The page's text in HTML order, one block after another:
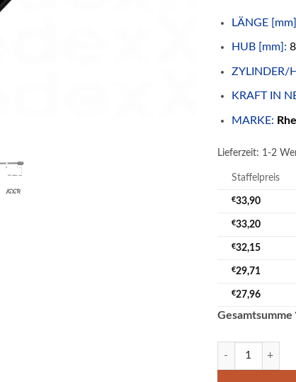
LÄNGE
HUB [mm]:
ZYLINDER/
KRAFT IN
MARKE:
Lieferzeit: 1-2
Staffelpreis
€33,90
€33,20
€32,15
€29,71
€27,96
Gesamtsumme
Ersatz für